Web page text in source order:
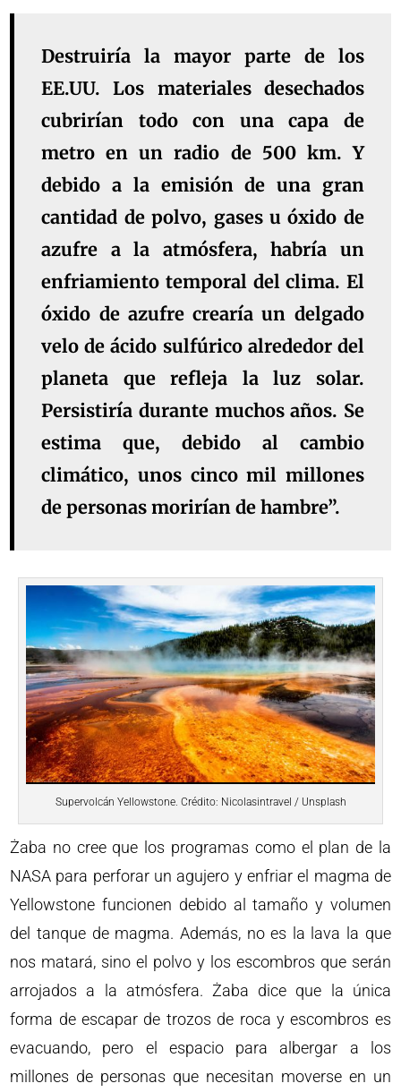
Destruiría la mayor parte de los
EE.UU. Los materiales desechados
cubrirían todo con una capa de
metro en un radio de 500 km. Y
debido a la emisión de una gran
cantidad de polvo, gases u óxido de
azufre a la atmósfera, habría un
enfriamiento temporal del clima. El
óxido de azufre crearía un delgado
velo de ácido sulfúrico alrededor del
planeta que refleja la luz solar.
Persistiría durante muchos años. Se
estima que, debido al cambio
climático, unos cinco mil millones
de personas morirían de hambre”.
Supervolcán Yellowstone. Crédito: Nicolasintravel / Unsplash
Żaba no cree que los programas como el plan de la
NASA para perforar un agujero y enfriar el magma de
Yellowstone funcionen debido al tamaño y volumen
del tanque de magma. Además, no es la lava la que
nos matará, sino el polvo y los escombros que serán
arrojados a la atmósfera. Żaba dice que la única
forma de escapar de trozos de roca y escombros es
evacuando, pero el espacio para albergar a los
millones de personas que necesitan moverse en un